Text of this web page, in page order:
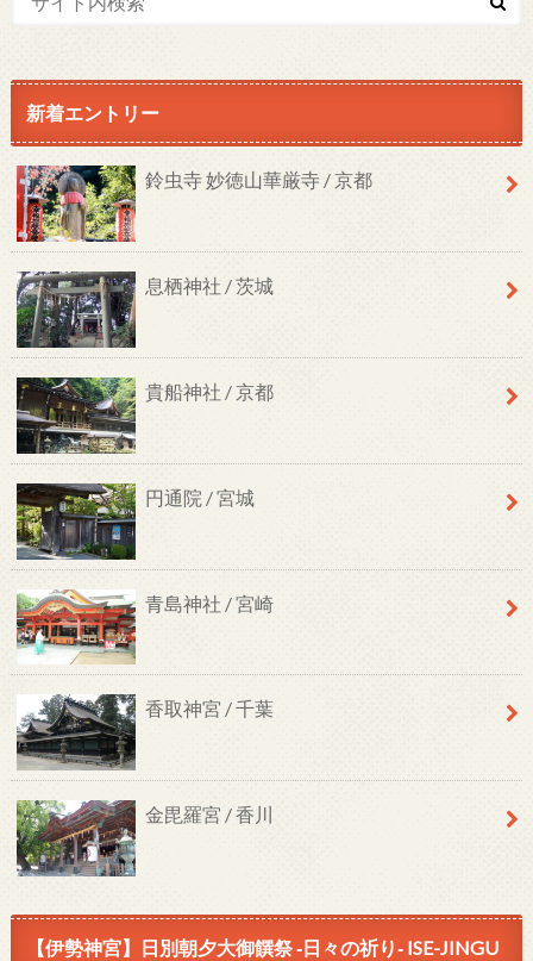
新着エントリー
鈴虫寺 妙徳山華厳寺 / 京都
息栖神社 / 茨城
貴船神社 / 京都
円通院 / 宮城
青島神社 / 宮崎
香取神宮 / 千葉
金毘羅宮 / 香川
【伊勢神宮】日別朝夕大御饌祭 ‐日々の祈り‐ ISE-JINGU